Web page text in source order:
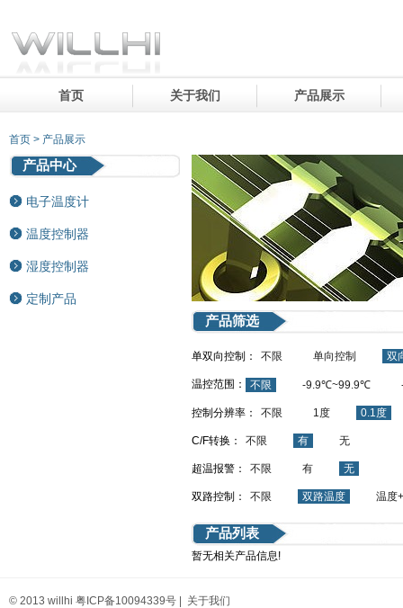
首页 关于我们 产品展示
首页 > 产品展示
产品中心
电子温度计
温度控制器
湿度控制器
定制产品
产品筛选
单双向控制： 不限 单向控制 双
温控范围： 不限 -9.9℃~99.9℃
控制分辨率： 不限 1度 0.1度
C/F转换： 不限 有 无
超温报警： 不限 有 无
双路控制： 不限 双路温度 温度
产品列表
暂无相关产品信息!
© 2013 willhi 粤ICP备10094339号 关于我们